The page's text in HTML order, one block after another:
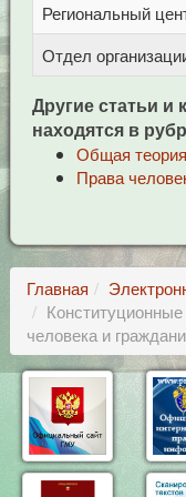
Региональный
Отдел
Другие статьи и
находятся в
Общая
Права
Главная
человека и